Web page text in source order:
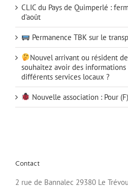
CLIC du Pays de Quimperlé :
d’août
Permanence TBK sur le
Nouvel arrivant ou résident
souhaitez avoir des
différents services locaux ?
Nouvelle association : Pour
Contact
2 rue de Bannalec 29380 Le